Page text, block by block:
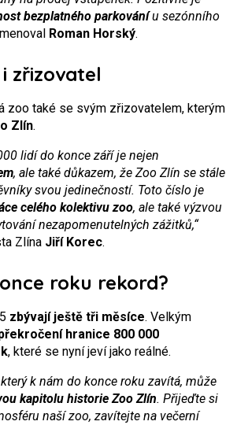
bezplatného parkováníu sezónního
Roman Horský.
zřizovatel
zoo také se svým zřizovatelem, kterým
Zlín.
lidí do konce září je nejen
, ale také důkazem, že Zoo Zlín se stále
svou jedinečností. Toto číslo je
celého kolektivu zoo, ale také výzvou
nezapomenutelných zážitků,“
Zlína Jiří Korec.
roku rekord?
zbývají ještě tři měsíce. Velkým
hranice 800 000
, které se nyní jeví jako reálné.
k nám do konce roku zavítá, může
kapitolu historie Zoo Zlín. Přijeďte si
naší zoo, zavítejte na večerní